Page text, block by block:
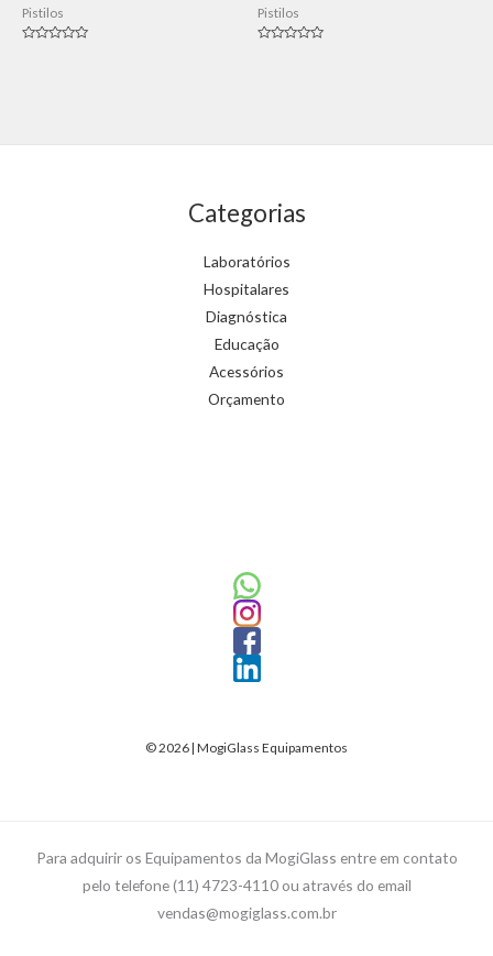
Pistilos Pistilos
Categorias
Laboratórios
Hospitalares
Diagnóstica
Educação
Acessórios
Orçamento
© 2026 | MogiGlass Equipamentos
Para adquirir os Equipamentos da MogiGlass entre em contato
pelo telefone (11) 4723-4110 ou através do email
vendas@mogiglass.com.br